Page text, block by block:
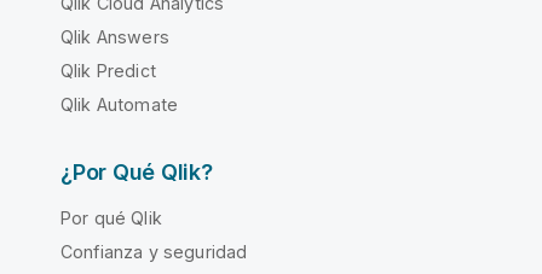
Qlik Answers
Qlik Predict
Qlik Automate
¿Por Qué Qlik?
Por qué Qlik
Confianza y seguridad